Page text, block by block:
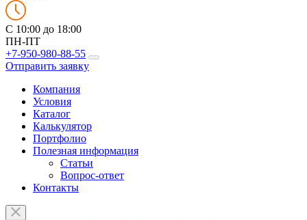
C 10:00 до 18:00
ПН-ПТ
+7-950-980-88-55
Отправить заявку
Компания
Условия
Каталог
Калькулятор
Портфолио
Полезная информация
Статьи
Вопрос-ответ
Контакты